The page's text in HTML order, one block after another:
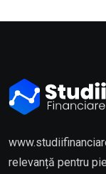
relevanță pentru